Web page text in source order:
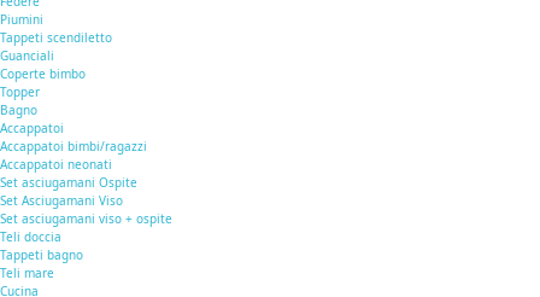
Piumini
Tappeti scendiletto
Guanciali
Coperte bimbo
Topper
Bagno
Accappatoi
Accappatoi bimbi/ragazzi
Accappatoi neonati
Set asciugamani Ospite
Set Asciugamani Viso
Set asciugamani viso + ospite
Teli doccia
Tappeti bagno
Teli mare
Cucina